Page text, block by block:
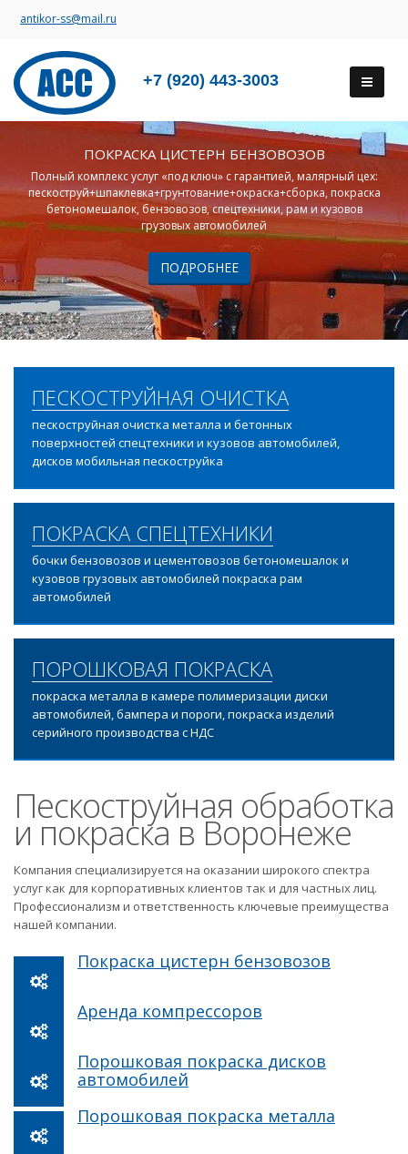
antikor-ss@mail.ru
+7 (920) 443-3003
ПОКРАСКА ЦИСТЕРН БЕНЗОВОЗОВ
Полный комплекс услуг «под ключ» с гарантией, малярный цех:
пескоструй+шпаклевка+грунтование+окраска+сборка, покраска
бетономешалок, бензовозов, спецтехники, рам и кузовов
грузовых автомобилей
ПОДРОБНЕЕ
ПЕСКОСТРУЙНАЯ ОЧИСТКА
пескоструйная очистка металла и бетонных
поверхностей спецтехники и кузовов автомобилей,
дисков мобильная пескоструйка
ПОКРАСКА СПЕЦТЕХНИКИ
бочки бензовозов и цементовозов бетономешалок и
кузовов грузовых автомобилей покраска рам
автомобилей
ПОРОШКОВАЯ ПОКРАСКА
покраска металла в камере полимеризации диски
автомобилей, бампера и пороги, покраска изделий
серийного производства с НДС
Пескоструйная обработка
и покраска в Воронеже
Компания специализируется на оказании широкого спектра
услуг как для корпоративных клиентов так и для частных лиц.
Профессионализм и ответственность ключевые преимущества
нашей компании.
Покраска цистерн бензовозов
Аренда компрессоров
Порошковая покраска дисков
автомобилей
Порошковая покраска металла